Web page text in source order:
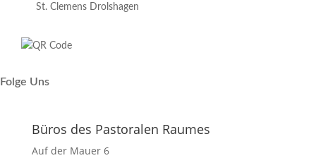
St. Clemens Drolshagen
Folge Uns
Büros des Pastoralen Raumes
Auf der Mauer 6